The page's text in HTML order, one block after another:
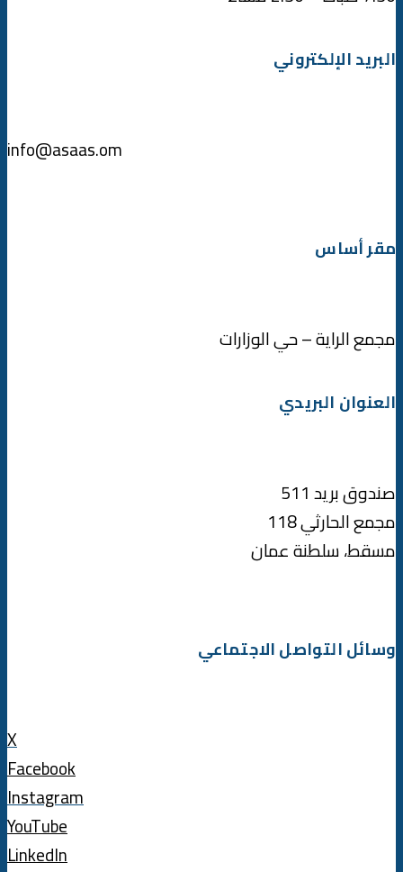
البريد الإلكتروني
info@asaas.om
مقر أساس
مجمع الراية – حي الوزارات
العنوان البريدي
صندوق بريد 511
مجمع الحارثي 118
مسقط، سلطنة عمان
وسائل التواصل الاجتماعي
X
Facebook
Instagram
YouTube
LinkedIn